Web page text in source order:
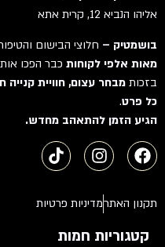
אליהו הנביא 12, קרית אתא
בושמטיק –חלוצי הבישום
מאות אלפי לקוחותכבר הפכו
בזכותמבחר עצום, חוויית קנייה
כל פרט.
הגיע הזמן להתאהב מחדש.
תקנון האתרמדיניות פרטיות
קטגוריות חמות